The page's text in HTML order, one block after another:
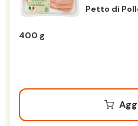
Petto di
400 g